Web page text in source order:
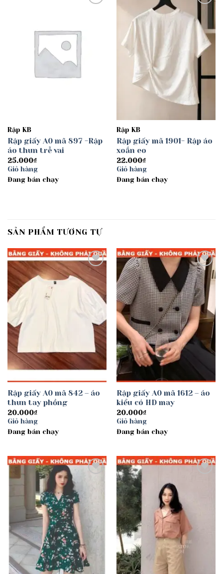
Rập KB
Rập giấy A0 mã 897 -Rập
áo thun trễ vai
25.000₫
Giỏ hàng
Đang bán chạy
wishlist
Rập KB
Rập giấy mã 1901- Rập áo
xoắn eo
22.000₫
Giỏ hàng
Đang bán chạy
SẢN PHẨM TƯƠNG TỰ
Add to
wishlist
Rập giấy A0 mã 842 – áo
thun tay phồng
20.000₫
Giỏ hàng
Đang bán chạy
Add to
wishlist
Rập giấy A0 mã 1612 – áo
kiểu có HD may
20.000₫
Giỏ hàng
Đang bán chạy